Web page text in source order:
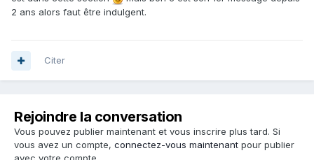
2 ans alors faut être indulgent.
Citer
Rejoindre la conversation
Vous pouvez publier maintenant et vous inscrire plus tard. Si
vous avez un compte, connectez-vous maintenant pour publier